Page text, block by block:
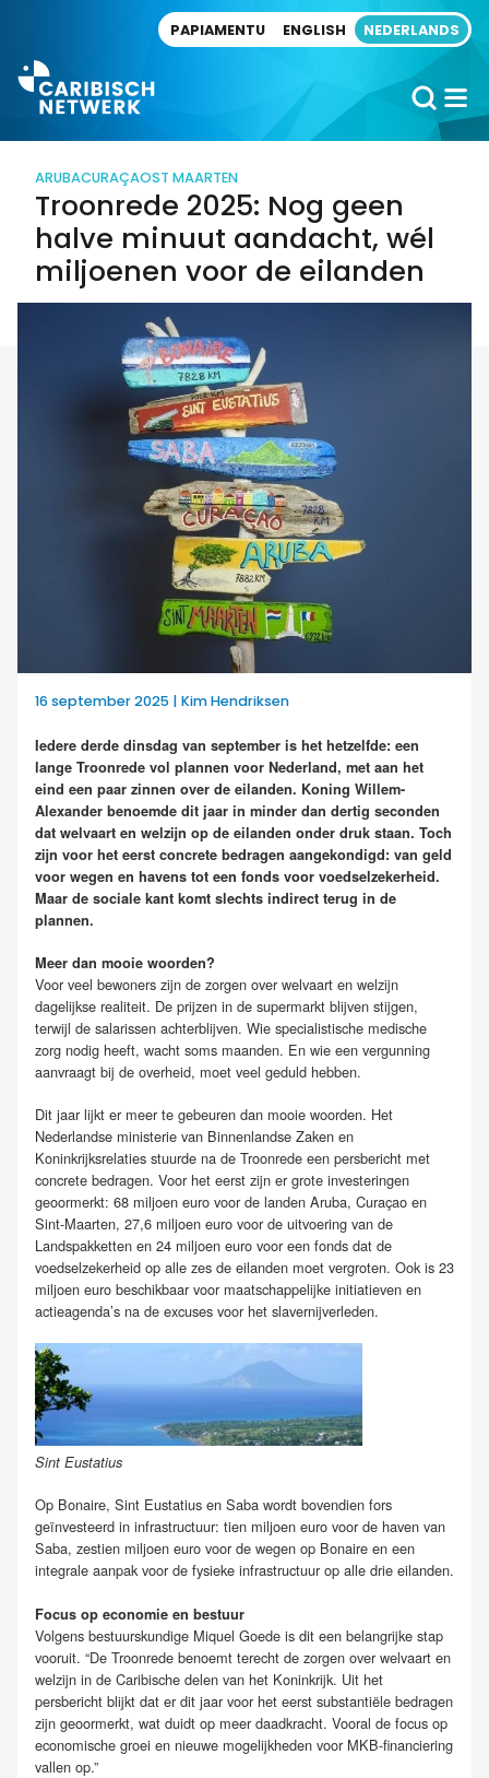
PAPIAMENTU ENGLISH NEDERLANDS
ARUBACURAÇAOST MAARTEN
Troonrede 2025: Nog geen
halve minuut aandacht, wél
miljoenen voor de eilanden
16 september 2025 | Kim Hendriksen
Iedere derde dinsdag van september is het hetzelfde: een
lange Troonrede vol plannen voor Nederland, met aan het
eind een paar zinnen over de eilanden. Koning Willem-
Alexander benoemde dit jaar in minder dan dertig seconden
dat welvaart en welzijn op de eilanden onder druk staan. Toch
zijn voor het eerst concrete bedragen aangekondigd: van geld
voor wegen en havens tot een fonds voor voedselzekerheid.
Maar de sociale kant komt slechts indirect terug in de
plannen.
Meer dan mooie woorden?
Voor veel bewoners zijn de zorgen over welvaart en welzijn
dagelijkse realiteit. De prijzen in de supermarkt blijven stijgen,
terwijl de salarissen achterblijven. Wie specialistische medische
zorg nodig heeft, wacht soms maanden. En wie een vergunning
aanvraagt bij de overheid, moet veel geduld hebben.
Dit jaar lijkt er meer te gebeuren dan mooie woorden. Het
Nederlandse ministerie van Binnenlandse Zaken en
Koninkrijksrelaties stuurde na de Troonrede een persbericht met
concrete bedragen. Voor het eerst zijn er grote investeringen
geoormerkt: 68 miljoen euro voor de landen Aruba, Curaçao en
Sint-Maarten, 27,6 miljoen euro voor de uitvoering van de
Landspakketten en 24 miljoen euro voor een fonds dat de
voedselzekerheid op alle zes de eilanden moet vergroten. Ook is 23
miljoen euro beschikbaar voor maatschappelijke initiatieven en
actieagenda’s na de excuses voor het slavernijverleden.
Sint Eustatius
Op Bonaire, Sint Eustatius en Saba wordt bovendien fors
geïnvesteerd in infrastructuur: tien miljoen euro voor de haven van
Saba, zestien miljoen euro voor de wegen op Bonaire en een
integrale aanpak voor de fysieke infrastructuur op alle drie eilanden.
Focus op economie en bestuur
Volgens bestuurskundige Miquel Goede is dit een belangrijke stap
vooruit. “De Troonrede benoemt terecht de zorgen over welvaart en
welzijn in de Caribische delen van het Koninkrijk. Uit het
persbericht blijkt dat er dit jaar voor het eerst substantiële bedragen
zijn geoormerkt, wat duidt op meer daadkracht. Vooral de focus op
economische groei en nieuwe mogelijkheden voor MKB-financiering
vallen op.”